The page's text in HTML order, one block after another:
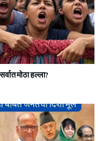
मोठा हल्ला?